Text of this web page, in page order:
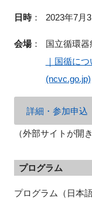
日時： 2023年7
会場：
国立循環
｜国循に
(ncvc.go.jp)
詳細・参加申込
（外部サイトが開
プログラム
プログラム（日本語